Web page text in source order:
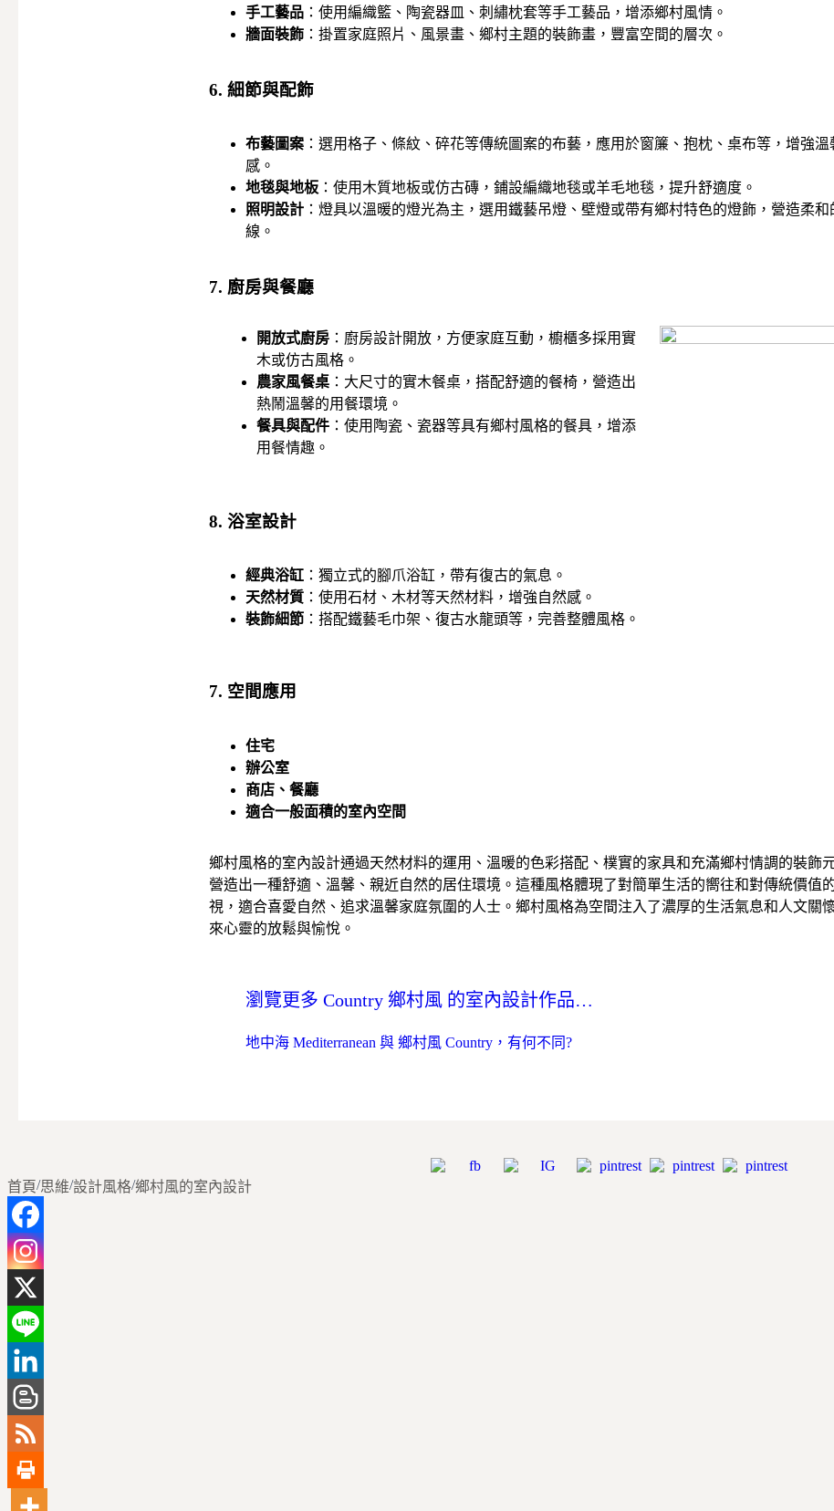
手工藝品：使用編織籃、陶瓷器皿、刺繡枕套等手工藝品，增添鄉村風情。
牆面裝飾：掛置家庭照片、風景畫、鄉村主題的裝飾畫，豐富空間的層次。
6. 細節與配飾
布藝圖案：選用格子、條紋、碎花等傳統圖案的布藝，應用於窗簾、抱枕、桌布等，增強溫
感。
地毯與地板：使用木質地板或仿古磚，鋪設編織地毯或羊毛地毯，提升舒適度。
照明設計：燈具以溫暖的燈光為主，選用鐵藝吊燈、壁燈或帶有鄉村特色的燈飾，營造柔和
線。
7. 廚房與餐廳
開放式廚房：廚房設計開放，方便家庭互動，櫥櫃多採用實
木或仿古風格。
農家風餐桌：大尺寸的實木餐桌，搭配舒適的餐椅，營造出
熱鬧溫馨的用餐環境。
餐具與配件：使用陶瓷、瓷器等具有鄉村風格的餐具，增添
用餐情趣。
8. 浴室設計
經典浴缸：獨立式的腳爪浴缸，帶有復古的氣息。
天然材質：使用石材、木材等天然材料，增強自然感。
裝飾細節：搭配鐵藝毛巾架、復古水龍頭等，完善整體風格。
7. 空間應用
住宅
辦公室
商店、餐廳
適合一般面積的室內空間
鄉村風格的室內設計通過天然材料的運用、溫暖的色彩搭配、樸實的家具和充滿鄉村情調的裝飾
營造出一種舒適、溫馨、親近自然的居住環境。這種風格體現了對簡單生活的嚮往和對傳統價值
視，適合喜愛自然、追求溫馨家庭氛圍的人士。鄉村風格為空間注入了濃厚的生活氣息和人文關
來心靈的放鬆與愉悅。
瀏覽更多 Country 鄉村風 的室內設計作品…
地中海 Mediterranean 與 鄉村風 Country，有何不同?
首頁/思維/設計風格/鄉村風的室內設計